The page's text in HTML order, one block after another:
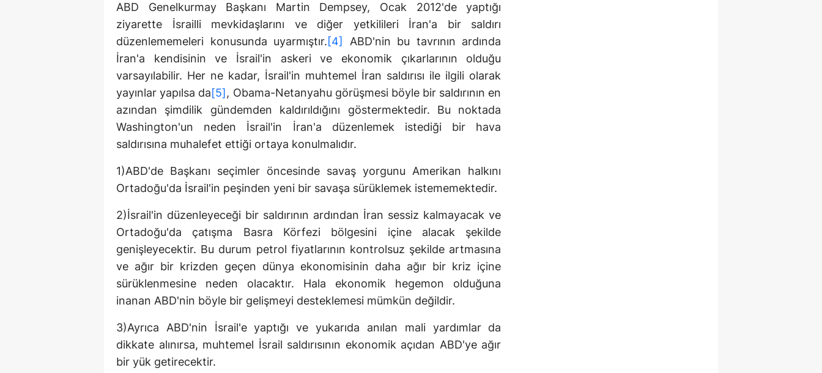
ABD Genelkurmay Başkanı Martin Dempsey, Ocak 2012'de yaptığı
ziyarette İsrailli mevkidaşlarını ve diğer yetkilileri İran'a bir saldırı
düzenlememeleri konusunda uyarmıştır.[4]
ABD'nin bu tavrının ardında
İran'a kendisinin ve İsrail'in askeri ve ekonomik çıkarlarının olduğu
varsayılabilir. Her ne kadar, İsrail'in muhtemel İran saldırısı ile ilgili olarak
yayınlar yapılsa da[5], Obama-Netanyahu görüşmesi böyle bir saldırının en
azından şimdilik gündemden kaldırıldığını göstermektedir. Bu noktada
Washington'un neden İsrail'in İran'a düzenlemek istediği bir hava
saldırısına muhalefet ettiği ortaya konulmalıdır.
1)ABD'de Başkanı seçimler öncesinde savaş yorgunu Amerikan halkını
Ortadoğu'da İsrail'in peşinden yeni bir savaşa sürüklemek istememektedir.
2)İsrail'in düzenleyeceği bir saldırının ardından İran sessiz kalmayacak ve
Ortadoğu'da çatışma Basra Körfezi bölgesini içine alacak şekilde
genişleyecektir. Bu durum petrol fiyatlarının kontrolsuz şekilde artmasına
ve ağır bir krizden geçen dünya ekonomisinin daha ağır bir kriz içine
sürüklenmesine neden olacaktır. Hala ekonomik hegemon olduğuna
inanan ABD'nin böyle bir gelişmeyi desteklemesi mümkün değildir.
3)Ayrıca ABD'nin İsrail'e yaptığı ve yukarıda anılan mali yardımlar da
dikkate alınırsa, muhtemel İsrail saldırısının ekonomik açıdan ABD'ye ağır
bir yük getirecektir.